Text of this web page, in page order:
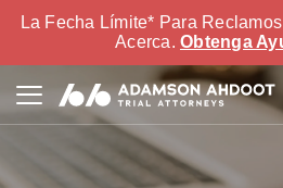
La Fecha Límite* Para
Acerca. Obtenga